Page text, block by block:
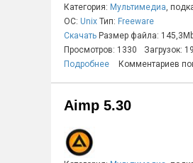
Категория: Мультимедиа,
ОС: Unix Тип: Freeware
Скачать Размер файла:
Просмотров: 1330
Загрузок: 19
Подробнее
Комментариев
Aimp 5.30